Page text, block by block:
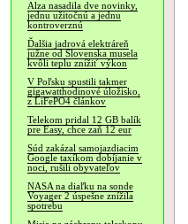
Alza nasadila dve novinky,
jednu užitočnú a jednu
kontroverznú
Ďalšia jadrová elektráreň
južne od Slovenska musela
kvôli teplu znížiť výkon
V Poľsku spustili takmer
gigawatthodinové úložisko,
z LiFePO4 článkov
Telekom pridal 12 GB balík
pre Easy, chce zaň 12 eur
Súd zakázal samojazdiacim
Google taxíkom dobíjanie v
noci, rušili obyvateľov
NASA na diaľku na sonde
Voyager 2 úspešne znížila
spotrebu